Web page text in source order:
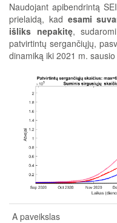
Naudojant apibendrintą
prielaidą, kad esami
išliks nepakitę,
patvirtintų sergančiųjų,
dinamiką iki 2021 m.
A paveikslas